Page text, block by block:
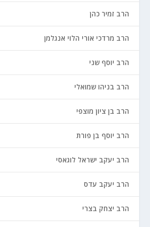
הרב זמיר כהן
הרב מרדכי אורי הלוי אנגלמן
הרב יוסף שני
הרב בניהו שמואלי
הרב בן ציון מוצפי
הרב יוסף בן פורת
הרב יעקב ישראל לוגאסי
הרב יעקב עדס
הרב יצחק בצרי